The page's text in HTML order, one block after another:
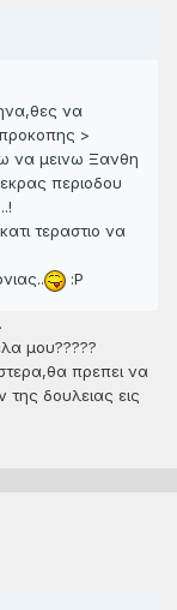
να
>
να μεινω Ξανθη
περιοδου
τεραστιο να
:P
μου?????
πρεπει να
της δουλειας εις